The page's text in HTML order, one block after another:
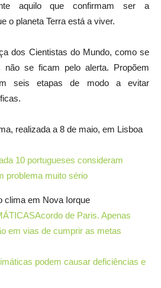
aquilo que confirmam ser a
o planeta Terra está a viver.
dos Cientistas do Mundo, como se
não se ficam pelo alerta. Propõem
seis etapas de modo a evitar
10 portugueses consideram
problema muito sério
Acordo de Paris. Apenas
em vias de cumprir as metas
podem causar deficiências e